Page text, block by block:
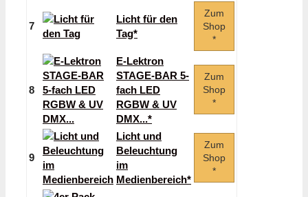
7
Licht für den
Tag*
Zum
Shop
*
8
E-Lektron
STAGE-BAR 5-
fach LED
RGBW & UV
DMX...*
Zum
Shop
*
9
Licht und
Beleuchtung
im
Medienbereich*
Zum
Shop
*